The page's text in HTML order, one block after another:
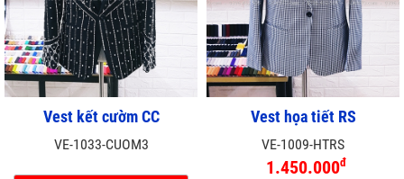
Vest kết cườm CC
VE-1033-CUOM3
Vest họa tiết RS
VE-1009-HTRS
1.450.000đ